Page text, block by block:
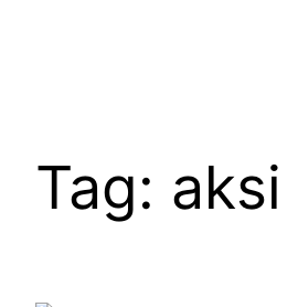
Tag: aksi